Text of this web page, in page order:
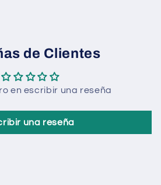
de Clientes
en escribir una reseña
una reseña